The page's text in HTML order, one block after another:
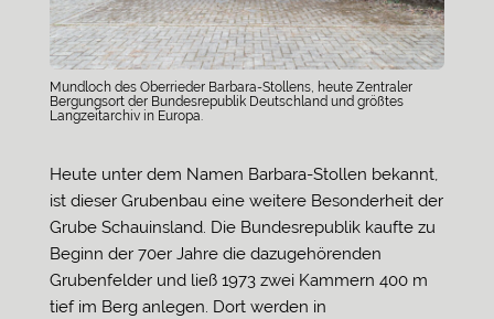
Mundloch des Oberrieder Barbara-Stollens, heute Zentraler
Bergungsort der Bundesrepublik Deutschland und größtes
Langzeitarchiv in Europa.
Heute unter dem Namen Barbara-Stollen bekannt,
ist dieser Grubenbau eine weitere Besonderheit der
Grube Schauinsland. Die Bundesrepublik kaufte zu
Beginn der 70er Jahre die dazugehörenden
Grubenfelder und ließ 1973 zwei Kammern 400 m
tief im Berg anlegen. Dort werden in